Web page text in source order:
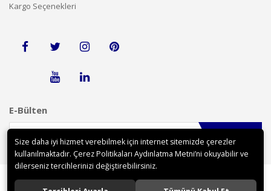
Kargo Seçenekleri
E-Bülten
Size daha iyi hizmet verebilmek için internet sitemizde çerezler
kullanılmaktadır. Çerez Politikaları Aydınlatma Metni’ni okuyabilir ve
dilerseniz tercihlerinizi değiştirebilirsiniz.